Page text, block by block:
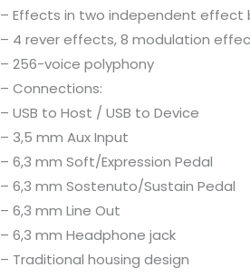
– Effects in two independent effect
– 4 rever effects, 8 modulation
– 256-voice polyphony
– Connections:
– USB to Host / USB to Device
– 3,5 mm Aux Input
– 6,3 mm Soft/Expression Pedal
– 6,3 mm Sostenuto/Sustain Pedal
– 6,3 mm Line Out
– 6,3 mm Headphone jack
– Traditional housing design